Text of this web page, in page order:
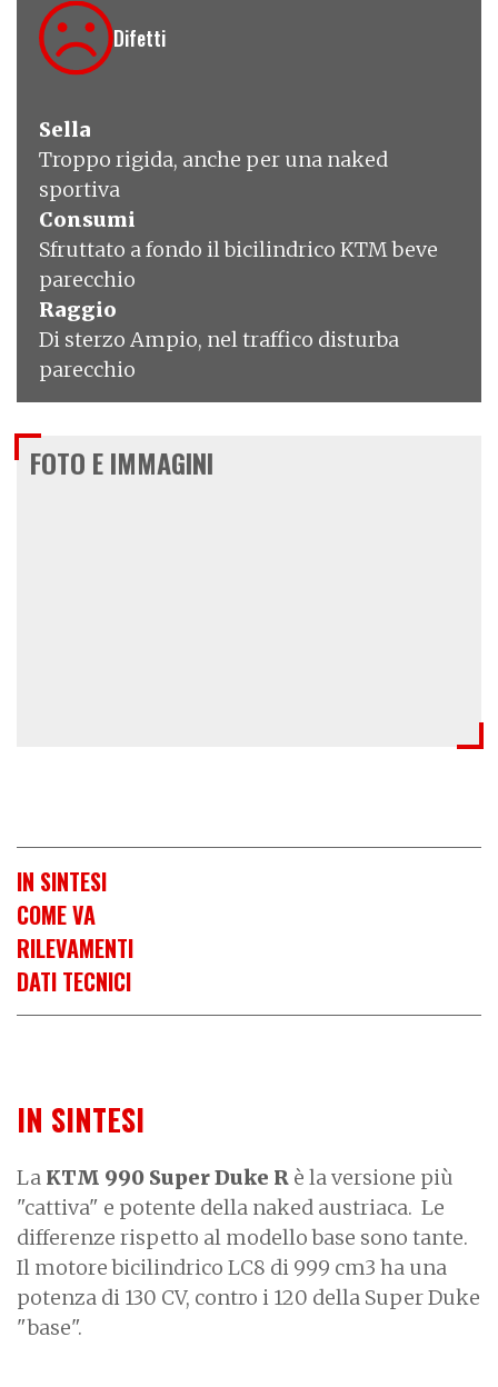
Difetti
Sella
Troppo rigida, anche per una naked
sportiva
Consumi
Sfruttato a fondo il bicilindrico KTM beve
parecchio
Raggio
Di sterzo Ampio, nel traffico disturba
parecchio
FOTO E IMMAGINI
IN SINTESI
COME VA
RILEVAMENTI
DATI TECNICI
IN SINTESI
La KTM 990 Super Duke R è la versione più
"cattiva" e potente della naked austriaca. Le
differenze rispetto al modello base sono tante.
Il motore bicilindrico LC8 di 999 cm3 ha una
potenza di 130 CV, contro i 120 della Super Duke
"base".